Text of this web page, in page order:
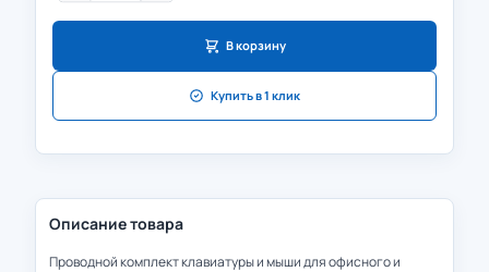
В корзину
Купить в 1 клик
Описание товара
Проводной комплект клавиатуры и мыши для офисного и